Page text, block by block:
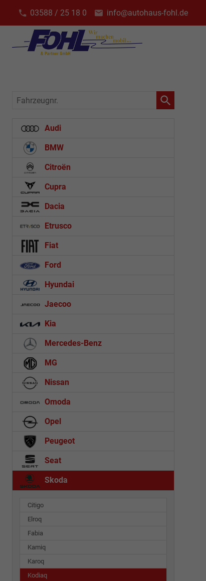
03588 / 25 18 0 info@autohaus-fohl.de
Fahrzeugnr.
Audi
BMW
Citroën
Cupra
Dacia
Etrusco
Fiat
Ford
Hyundai
Jaecoo
Kia
Mercedes-Benz
MG
Nissan
Omoda
Opel
Peugeot
Seat
Skoda
Citigo
Elroq
Fabia
Kamiq
Karoq
Kodiaq